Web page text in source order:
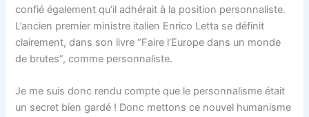
confié également qu’il adhérait à la position personnaliste.
L’ancien premier ministre italien Enrico Letta se définit
clairement, dans son livre “Faire l’Europe dans un monde
de brutes”, comme personnaliste.
Je me suis donc rendu compte que le personnalisme était
un secret bien gardé ! Donc mettons ce nouvel humanisme